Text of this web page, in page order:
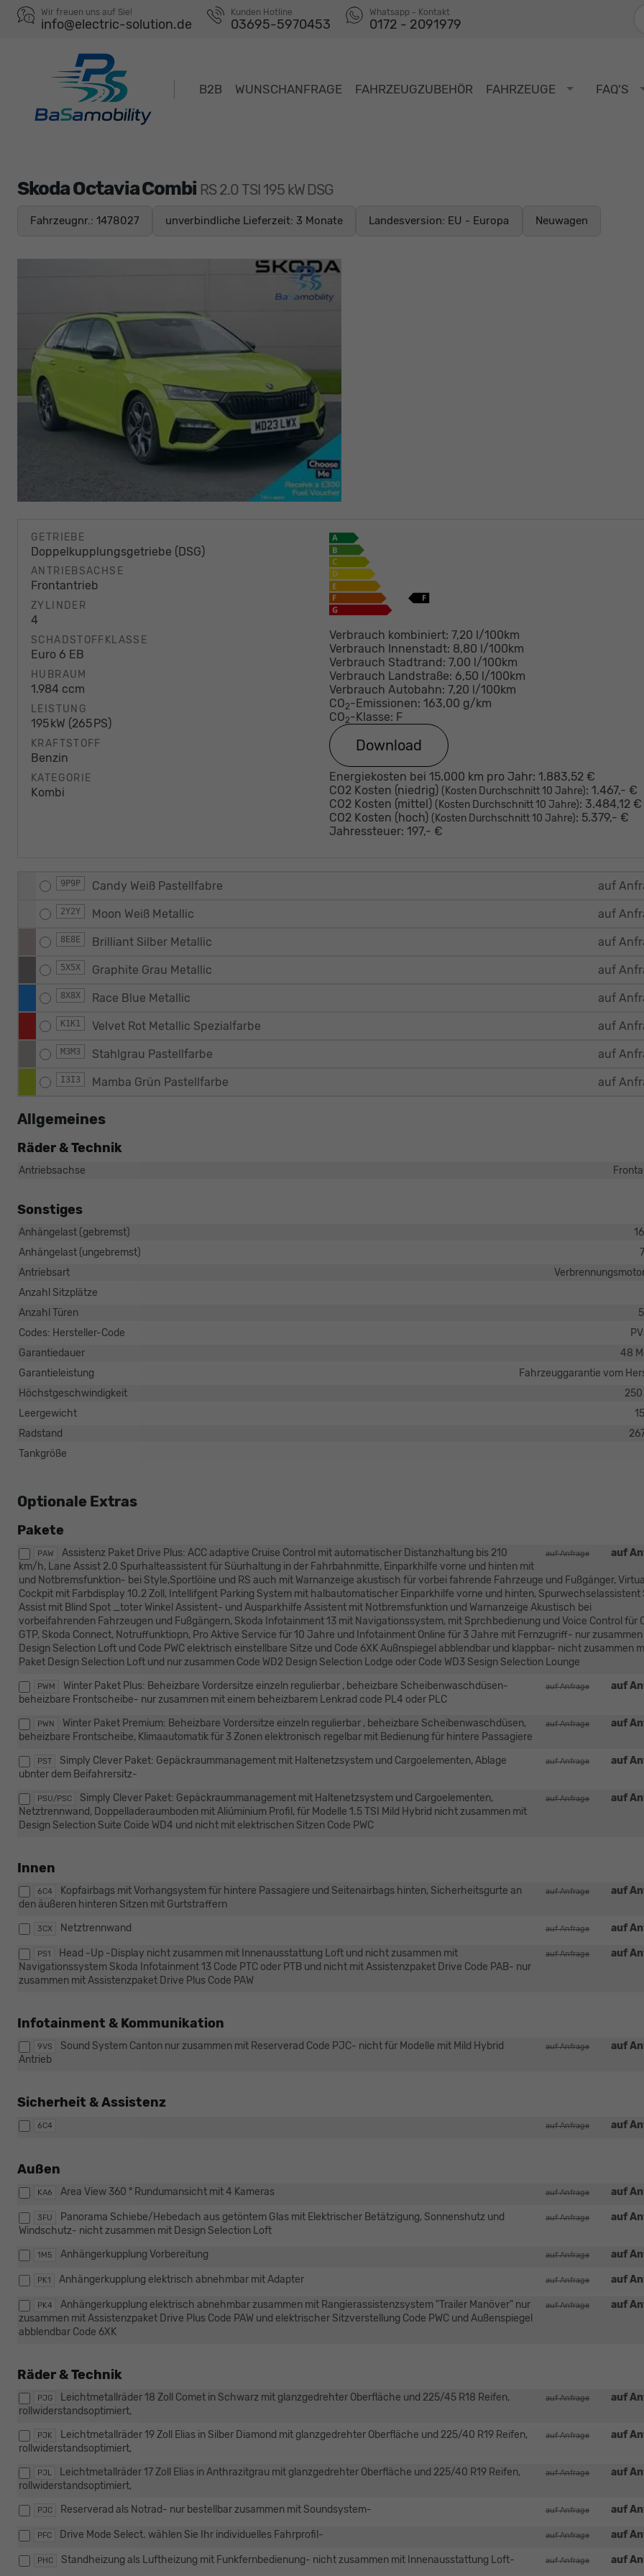
Wir freuen uns auf Sie!
info@electric-solution.de
Kunden Hotline
03695-5970453
Whatsapp - Kontakt
0172 - 2091979
B2B WUNSCHANFRAGE FAHRZEUGZUBEHÖR FAHRZEUGE FAQ'S
Skoda Octavia Combi RS 2.0 TSI 195 kW DSG
Fahrzeugnr.: 1478027 unverbindliche Lieferzeit: 3 Monate Landesversion: EU - Europa Neuwagen
GETRIEBE
Doppelkupplungsgetriebe (DSG)
ANTRIEBSACHSE
Frontantrieb
ZYLINDER
4
SCHADSTOFFKLASSE
Euro 6 EB
HUBRAUM
1.984 ccm
LEISTUNG
195 kW (265 PS)
KRAFTSTOFF
Benzin
KATEGORIE
Kombi
Verbrauch kombiniert: 7,20 l/100km
Verbrauch Innenstadt: 8,80 l/100km
Verbrauch Stadtrand: 7,00 l/100km
Verbrauch Landstraße: 6,50 l/100km
Verbrauch Autobahn: 7,20 l/100km
CO2-Emissionen: 163,00 g/km
CO2-Klasse: F
Download
Energiekosten bei 15.000 km pro Jahr: 1.883,52 €
CO2 Kosten (niedrig) (Kosten Durchschnitt 10 Jahre): 1.467,- €
CO2 Kosten (mittel) (Kosten Durchschnitt 10 Jahre): 3.484,12 €
CO2 Kosten (hoch) (Kosten Durchschnitt 10 Jahre): 5.379,- €
Jahressteuer: 197,- €
9P9P Candy Weiß Pastellfabre auf
2Y2Y Moon Weiß Metallic auf
8E8E Brilliant Silber Metallic auf
5X5X Graphite Grau Metallic auf
8X8X Race Blue Metallic auf
K1K1 Velvet Rot Metallic Spezialfarbe auf
M3M3 Stahlgrau Pastellfarbe auf
I3I3 Mamba Grün Pastellfarbe auf
Allgemeines
Räder & Technik
Antriebsachse
Sonstiges
Anhängelast (gebremst)
Anhängelast (ungebremst)
Antriebsart
Anzahl Sitzplätze
Anzahl Türen
Codes: Hersteller-Code
Garantiedauer
48
Garantieleistung
Fahrzeuggarantie vom
Höchstgeschwindigkeit
Leergewicht
Radstand
Tankgröße
Optionale Extras
Pakete
PAW auf
auf Anfrage
Assistenz Paket Drive Plus: ACC adaptive Cruise Control mit automatischer Distanzhaltung bis 210
km/h, Lane Assist 2.0 Spurhalteassistent für Süurhaltung in der Fahrbahnmitte, Einparkhilfe vorne und hinten mit
und Notbremsfunktion- bei Style,Sportlöine und RS auch mit Warnanzeige akustisch für vorbei fahrende Fahrzeuge und Fußgänger, Virtual
Cockpit mit Farbdisplay 10.2 Zoll, Intellifgent Parking System mit halbautomatischer Einparkhilfe vorne und hinten, Spurwechselassistent
Assist mit Blind Spot _toter Winkel Assistent- und Ausparkhilfe Assistent mit Notbremsfunktion und Warnanzeige Akustisch bei
vorbeifahrenden Fahrzeugen und Fußgängern, Skoda Infotainment 13 mit Navigationssystem, mit Sprchbedienung und Voice Control für
GTP, Skoda Connect, Notruffunktiopn, Pro Aktive Service für 10 Jahre und Infotainment Online für 3 Jahre mit Fernzugriff- nur
Design Selection Loft und Code PWC elektrisch einstellbare Sitze und Code 6XK Außnspiegel abblendbar und klappbar- nicht zusammen
Paket Design Selection Loft und nur zusammen Code WD2 Design Selection Lodge oder Code WD3 Sesign Selection Lounge
PWM auf
auf Anfrage
Winter Paket Plus: Beheizbare Vordersitze einzeln regulierbar , beheizbare Scheibenwaschdüsen-
beheizbare Frontscheibe- nur zusammen mit einem beheizbarem Lenkrad code PL4 oder PLC
PWN auf
auf Anfrage
Winter Paket Premium: Beheizbare Vordersitze einzeln regulierbar , beheizbare Scheibenwaschdüsen,
beheizbare Frontscheibe, Klimaautomatik für 3 Zonen elektronisch regelbar mit Bedienung für hintere Passagiere
PST auf
auf Anfrage
Simply Clever Paket: Gepäckraummanagement mit Haltenetzsystem und Cargoelementen, Ablage
ubnter dem Beifahrersitz-
PSU/PSC auf
auf Anfrage
Simply Clever Paket: Gepäckraummanagement mit Haltenetzsystem und Cargoelementen,
Netztrennwand, Doppelladeraumboden mit Aliúminium Profil, für Modelle 1.5 TSI Mild Hybrid nicht zusammen mit
Design Selection Suite Coide WD4 und nicht mit elektrischen Sitzen Code PWC
Innen
6C4 auf
auf Anfrage
Kopfairbags mit Vorhangsystem für hintere Passagiere und Seitenairbags hinten, Sicherheitsgurte an
den äußeren hinteren Sitzen mit Gurtstraffern
3CX auf
auf Anfrage
Netztrennwand
PS1 auf
auf Anfrage
Head -Up -Display nicht zusammen mit Innenausstattung Loft und nicht zusammen mit
Navigationssystem Skoda Infotainment 13 Code PTC oder PTB und nicht mit Assistenzpaket Drive Code PAB- nur
zusammen mit Assistenzpaket Drive Plus Code PAW
Infotainment & Kommunikation
9VS auf
auf Anfrage
Sound System Canton nur zusammen mit Reserverad Code PJC- nicht für Modelle mit Mild Hybrid
Antrieb
Sicherheit & Assistenz
6C4 auf
auf Anfrage
Außen
KA6 auf
auf Anfrage
Area View 360 ° Rundumansicht mit 4 Kameras
3FU auf
auf Anfrage
Panorama Schiebe/Hebedach aus getöntem Glas mit Elektrischer Betätzigung, Sonnenshutz und
Windschutz- nicht zusammen mit Design Selection Loft
1M5 auf
auf Anfrage
Anhängerkupplung Vorbereitung
PK1 auf
auf Anfrage
Anhängerkupplung elektrisch abnehmbar mit Adapter
PK4 auf
auf Anfrage
Anhängerkupplung elektrisch abnehmbar zusammen mit Rangierassistenzsystem "Trailer Manöver" nur
zusammen mit Assistenzpaket Drive Plus Code PAW und elektrischer Sitzverstellung Code PWC und Außenspiegel
abblendbar Code 6XK
Räder & Technik
PJG auf
auf Anfrage
Leichtmetallräder 18 Zoll Comet in Schwarz mit glanzgedrehter Oberfläche und 225/45 R18 Reifen,
rollwiderstandsoptimiert,
PJK auf
auf Anfrage
Leichtmetallräder 19 Zoll Elias in Silber Diamond mit glanzgedrehter Oberfläche und 225/40 R19 Reifen,
rollwiderstandsoptimiert,
PJL auf
auf Anfrage
Leichtmetallräder 17 Zoll Elias in Anthrazitgrau mit glanzgedrehter Oberfläche und 225/40 R19 Reifen,
rollwiderstandsoptimiert,
PJC auf
auf Anfrage
Reserverad als Notrad- nur bestellbar zusammen mit Soundsystem-
PFC auf
auf Anfrage
Drive Mode Select. wählen Sie Ihr individuelles Fahrprofil-
PHC auf
auf Anfrage
Standheizung als Luftheizung mit Funkfernbedienung- nicht zusammen mit Innenausstattung Loft-